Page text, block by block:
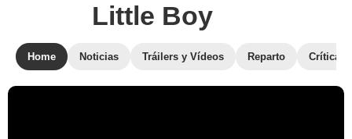
Little Boy
Home Noticias Tráilers y Vídeos Reparto Críticas